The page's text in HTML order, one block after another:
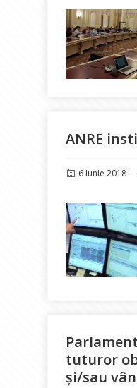
ANRE
Publicat
6 iunie 2018
tuturor
și/sau